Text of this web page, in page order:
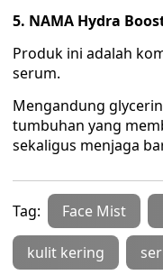
5. NAMA Hydra
Produk ini adalah
serum.
Mengandung
tumbuhan yang
sekaligus menjaga
Tag: Face Mist
kulit kering